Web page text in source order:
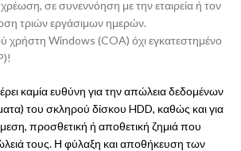
σε συνεννόηση με την εταιρεία ή τον
τριών εργάσιμων ημερών.
χρήστη Windows (COA) όχι εγκατεστημένο
καμία ευθύνη για την απώλεια δεδομένων
του σκληρού δίσκου HDD, καθώς και για
προσθετική ή αποθετική ζημιά που
τους. Η φύλαξη και αποθήκευση των